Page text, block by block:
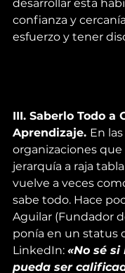
desarrollar esta
confianza y
esfuerzo y tener
III. Saberlo Todo a
Aprendizaje. En las
organizaciones que
jerarquía a raja
vuelve a veces
sabe todo. Hace
Aguilar (Fundador
ponía en un status
LinkedIn: «No sé
pueda ser